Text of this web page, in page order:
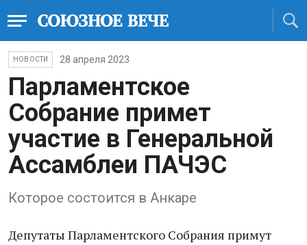
НОВОСТИ 28 апреля 2023
Парламентское
Собрание примет
участие в Генеральной
Ассамблеи ПАЧЭС
Которое состоится в Анкаре
Депутаты Парламентского Собрания примут